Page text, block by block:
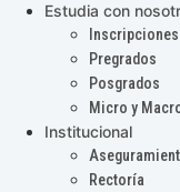
Estudia con
Inscripciones
Pregrados
Posgrados
Micro y
Institucional
Rectoría